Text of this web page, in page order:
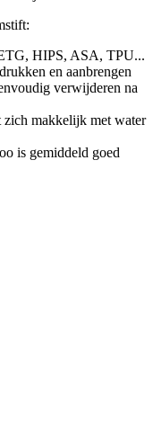
HIPS, ASA, TPU...
en aanbrengen
verwijderen na
makkelijk met water
is gemiddeld goed